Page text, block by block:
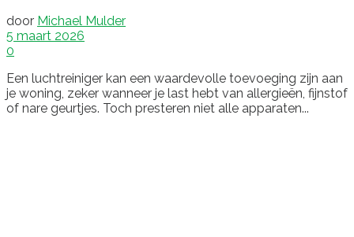
door Michael Mulder
5 maart 2026
0
Een luchtreiniger kan een waardevolle toevoeging zijn aan
je woning, zeker wanneer je last hebt van allergieën, fijnstof
of nare geurtjes. Toch presteren niet alle apparaten...